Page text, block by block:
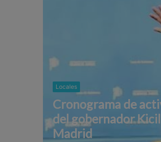
Locales
Cronograma de
del gobernador
Madrid